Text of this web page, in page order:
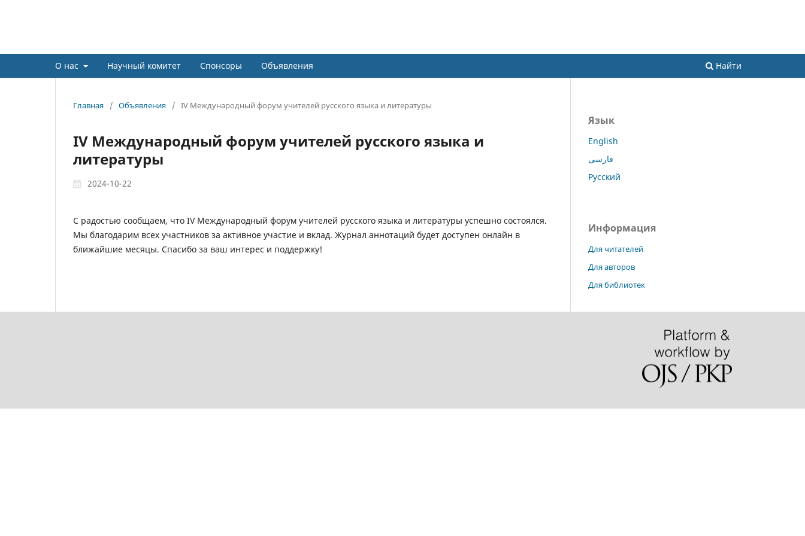
О нас Научный комитет Спонсоры Объявления Найти
Главная / Объявления / IV Международный форум учителей русского языка и литературы
IV Международный форум учителей русского языка и
литературы
2024-10-22
С радостью сообщаем, что IV Международный форум учителей русского языка и литературы успешно состоялся.
Мы благодарим всех участников за активное участие и вклад. Журнал аннотаций будет доступен онлайн в
ближайшие месяцы. Спасибо за ваш интерес и поддержку!
Язык
English
فارسی
Русский
Информация
Для читателей
Для авторов
Для библиотек